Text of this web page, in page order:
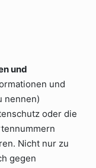
und
und
nennen)
oder die
Nicht nur zu
gegen